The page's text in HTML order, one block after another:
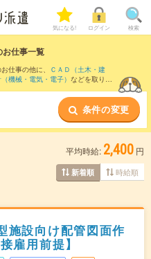
気になる! ログイン 検索
お仕事一覧
仕事の他に、
ＣＡＤ（土木・建
機械・電気・電子） などを取り揃
条件の変更
平均時給: 2,400 円
新着順 時給順
施設向け配管図面作
雇用前提】